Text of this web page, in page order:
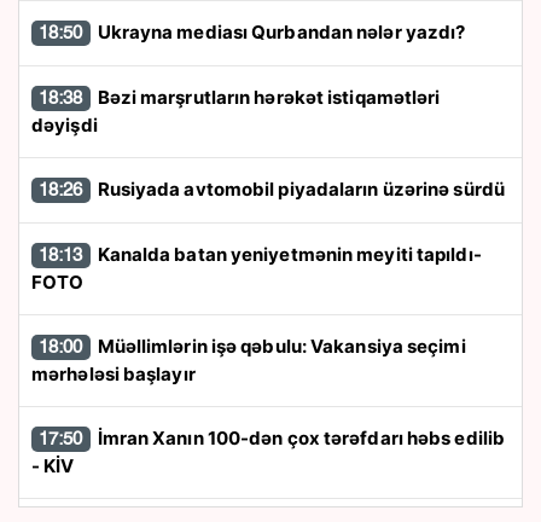
18:50 Ukrayna mediası Qurbandan nələr yazdı?
18:38
dəyişdi
18:26 Rusiyada avtomobil piyadaların üzərinə sürdü
18:13
FOTO
18:00
mərhələsi başlayır
17:50
- KİV